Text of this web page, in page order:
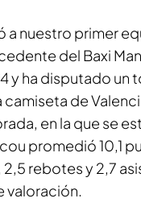
a nuestro primer
del Baxi
y ha disputado un
de
en la que se
promedió 10,1
rebotes y 2,7
valoración.